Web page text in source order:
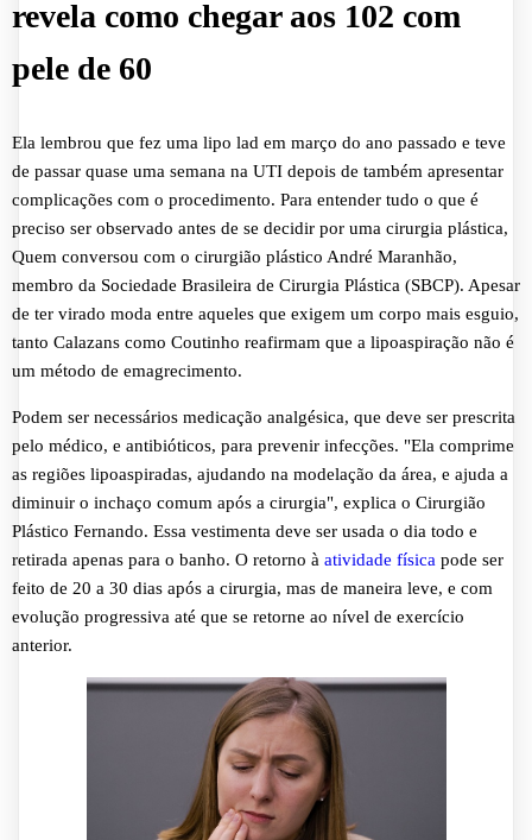
revela como chegar aos 102 com
pele de 60
Ela lembrou que fez uma lipo lad em março do ano passado e teve
de passar quase uma semana na UTI depois de também apresentar
complicações com o procedimento. Para entender tudo o que é
preciso ser observado antes de se decidir por uma cirurgia plástica,
Quem conversou com o cirurgião plástico André Maranhão,
membro da Sociedade Brasileira de Cirurgia Plástica (SBCP). Apesar
de ter virado moda entre aqueles que exigem um corpo mais esguio,
tanto Calazans como Coutinho reafirmam que a lipoaspiração não é
um método de emagrecimento.
Podem ser necessários medicação analgésica, que deve ser prescrita
pelo médico, e antibióticos, para prevenir infecções. "Ela comprime
as regiões lipoaspiradas, ajudando na modelação da área, e ajuda a
diminuir o inchaço comum após a cirurgia", explica o Cirurgião
Plástico Fernando. Essa vestimenta deve ser usada o dia todo e
retirada apenas para o banho. O retorno à atividade física pode ser
feito de 20 a 30 dias após a cirurgia, mas de maneira leve, e com
evolução progressiva até que se retorne ao nível de exercício
anterior.